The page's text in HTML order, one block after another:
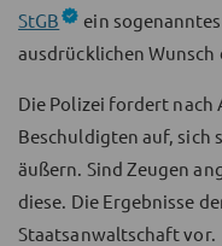
StGB
ein
ausdrücklichen
Die Polizei fordert nach
Beschuldigten auf, sich
äußern. Sind Zeugen
diese. Die Ergebnisse
Staatsanwaltschaft vor.